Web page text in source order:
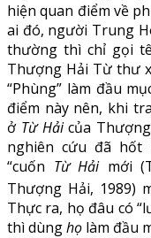
hiện quan điểm về
ai đó, người Trung
thường thì chỉ gọi
Thượng Hải Từ thư
“Phùng” làm đầu
điểm này nên, khi
ở Từ Hảicủa
nghiên cứu đã
“cuốn Từ Hảimới
Thượng Hải, 1989)
Thực ra, họ đâu có
thì dùnghọ làm đầu